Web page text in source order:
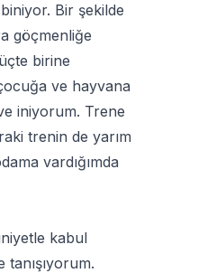
Bir şekilde
göçmenliğe
birine
ve hayvana
iniyorum. Trene
trenin de yarım
vardığımda
kabul